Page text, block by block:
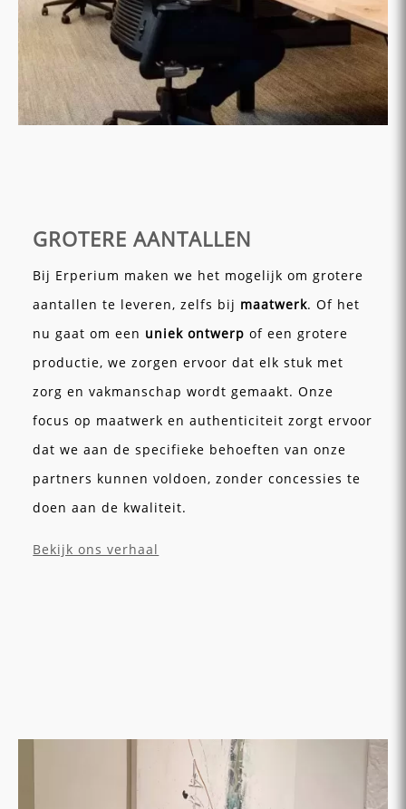
GROTERE AANTALLEN
Bij Erperium maken we het mogelijk om grotere
aantallen te leveren, zelfs bij maatwerk. Of het
nu gaat om een uniek ontwerp of een grotere
productie, we zorgen ervoor dat elk stuk met
zorg en vakmanschap wordt gemaakt. Onze
focus op maatwerk en authenticiteit zorgt ervoor
dat we aan de specifieke behoeften van onze
partners kunnen voldoen, zonder concessies te
doen aan de kwaliteit.
Bekijk ons verhaal